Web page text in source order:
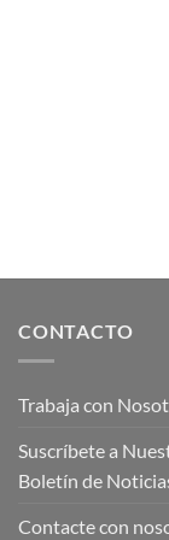
CONTACTO
Trabaja con
Suscríbete a
Boletín de
Contacte con